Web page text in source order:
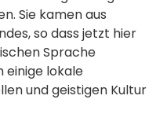
Sie kamen aus
so dass jetzt hier
Sprache
einige lokale
und geistigen Kultur